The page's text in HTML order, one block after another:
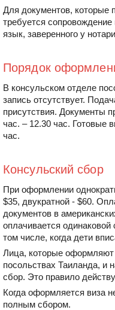
Для документов, которые
требуется
язык, заверенного у
Порядок
В консульском отделе
запись отсутствует.
присутствия. Документы
час. – 12.30 час. Готовые
час.
Консульский сбор
При оформлении
$35, двукратной - $60.
документов в
оплачивается
том числе, когда дети
Лица, которые оформляют
посольствах Таиланда, и
сбор. Это правило
Когда оформляется виза
полным сбором.